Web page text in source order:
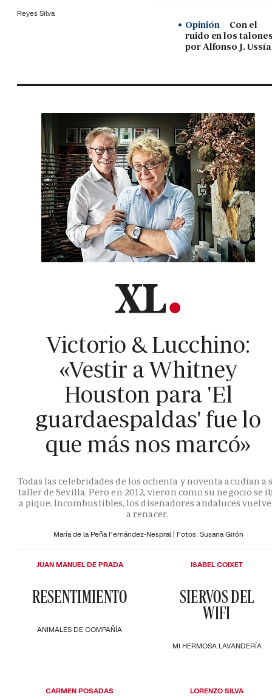
Reyes Silva
Opinión
Con el
ruido en los
por Alfonso J. Ussía
Victorio & Lucchino:
«Vestir a Whitney
Houston para 'El
guardaespaldas' fue lo
que más nos marcó»
Todas las celebridades de los ochenta y noventa acudían a
taller de Sevilla. Pero en 2012, vieron como su negocio se
a pique. Incombustibles, los diseñadores andaluces
a renacer.
María de la Peña Fernández-Nespral | Fotos: Susana Girón
ANIMALES DE COMPAÑÍA
RESENTIMIENTO
JUAN MANUEL DE PRADA
MI HERMOSA LAVANDERÍA
SIERVOS DEL
WIFI
ISABEL COIXET
CARMEN POSADAS LORENZO SILVA